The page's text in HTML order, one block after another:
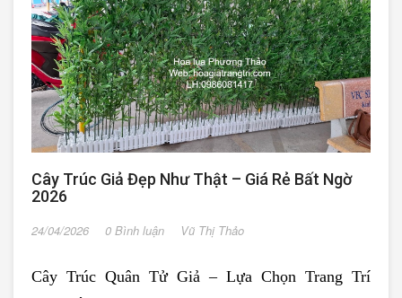
Cây Trúc Giả Đẹp Như Thật – Giá Rẻ Bất Ngờ
2026
24/04/2026 0 Bình luận Vũ Thị Thảo
Cây Trúc Quân Tử Giả – Lựa Chọn Trang Trí